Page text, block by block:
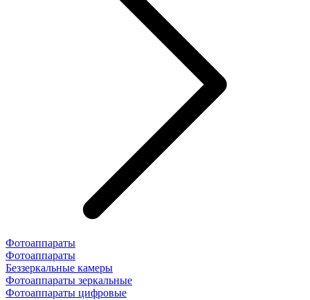
Фотоаппараты
Фотоаппараты
Беззеркальные камеры
Фотоаппараты зеркальные
Фотоаппараты цифровые